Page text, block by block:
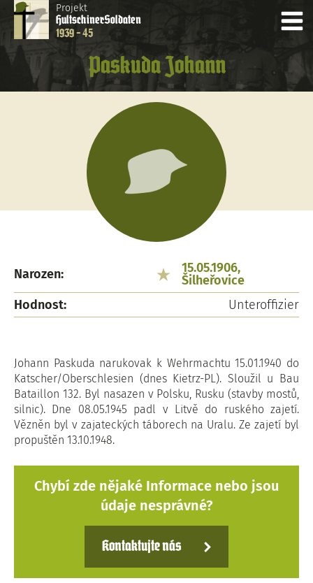
Projekt
HultschinerSoldaten
1939 - 45
Paskuda Johann
Narozen:
15.05.1906,
Šilheřovice
Hodnost:
Unteroffizier
Johann Paskuda narukovak k Wehrmachtu 15.01.1940 do
Katscher/Oberschlesien (dnes Kietrz-PL). Sloužil u Bau
Bataillon 132. Byl nasazen v Polsku, Rusku (stavby mostů,
silnic). Dne 08.05.1945 padl v Litvě do ruského zajetí.
Vězněn byl v zajateckých táborech na Uralu. Ze zajetí byl
propuštěn 13.10.1948.
Chybí zde nějaké Informace nebo jsou
údaje nesprávné?
Kontaktujte nás